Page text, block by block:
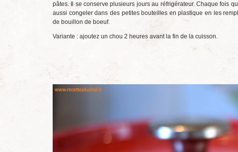
pâtes. Il se conserve plusieurs jours au réfrigérateur. Chaque fois
aussi congeler dans des petites bouteilles en plastique en les
de bouillon de boeuf.
Variante : ajoutez un chou 2 heures avant la fin de la cuisson.